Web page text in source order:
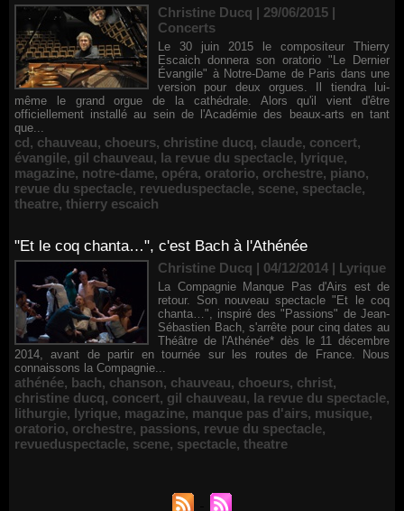
Christine Ducq | 29/06/2015 |
Concerts
Le 30 juin 2015 le compositeur Thierry
Escaich donnera son oratorio "Le Dernier
Évangile" à Notre-Dame de Paris dans une
version pour deux orgues. Il tiendra lui-
même le grand orgue de la cathédrale. Alors qu'il vient d'être
officiellement installé au sein de l'Académie des beaux-arts en tant
que...
cd, chauveau, choeurs, christine ducq, claude, concert,
évangile, gil chauveau, la revue du spectacle, lyrique,
magazine, notre-dame, opéra, oratorio, orchestre, piano,
revue du spectacle, revueduspectacle, scene, spectacle,
theatre, thierry escaich
"Et le coq chanta…", c'est Bach à l'Athénée
Christine Ducq | 04/12/2014 | Lyrique
La Compagnie Manque Pas d'Airs est de
retour. Son nouveau spectacle "Et le coq
chanta…", inspiré des "Passions" de Jean-
Sébastien Bach, s'arrête pour cinq dates au
Théâtre de l'Athénée* dès le 11 décembre
2014, avant de partir en tournée sur les routes de France. Nous
connaissons la Compagnie...
athénée, bach, chanson, chauveau, choeurs, christ,
christine ducq, concert, gil chauveau, la revue du spectacle,
lithurgie, lyrique, magazine, manque pas d'airs, musique,
oratorio, orchestre, passions, revue du spectacle,
revueduspectacle, scene, spectacle, theatre